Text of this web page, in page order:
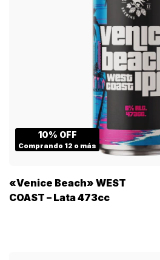
10% OFF
Comprando 12 o más
«Venice Beach» WEST
COAST – Lata 473cc